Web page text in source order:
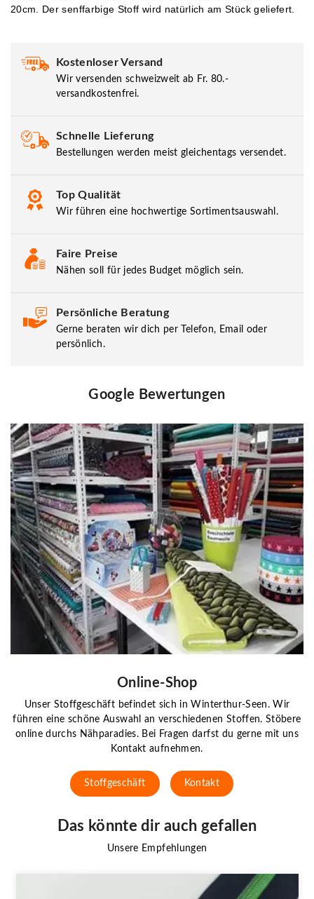
20cm. Der senffarbige Stoff wird natürlich am Stück geliefert.
Kostenloser Versand
Wir versenden schweizweit ab Fr. 80.-
versandkostenfrei.
Schnelle Lieferung
Bestellungen werden meist gleichentags versendet.
Top Qualität
Wir führen eine hochwertige Sortimentsauswahl.
Faire Preise
Nähen soll für jedes Budget möglich sein.
Persönliche Beratung
Gerne beraten wir dich per Telefon, Email oder
persönlich.
Google Bewertungen
Online-Shop
Unser Stoffgeschäft befindet sich in Winterthur-Seen. Wir
führen eine schöne Auswahl an verschiedenen Stoffen. Stöbere
online durchs Nähparadies. Bei Fragen darfst du gerne mit uns
Kontakt aufnehmen.
Stoffgeschäft Kontakt
Das könnte dir auch gefallen
Unsere Empfehlungen